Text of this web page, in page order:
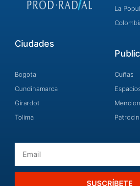
La
Ciudades
Bogota
Cundinamarca
Girardot
Tolima
Cuñas
SUSCRÍBETE